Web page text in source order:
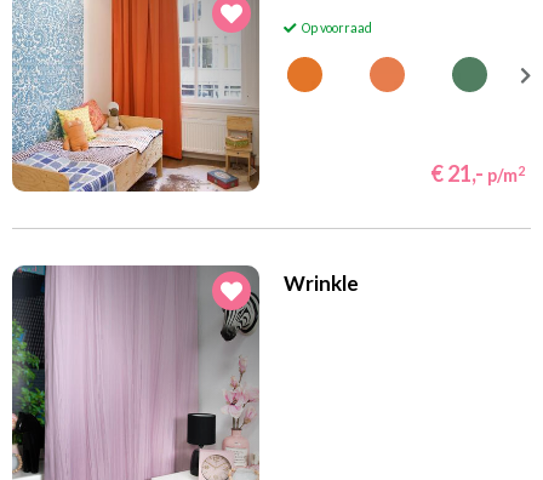
Op voorraad
€ 21,- p/m2
Wrinkle